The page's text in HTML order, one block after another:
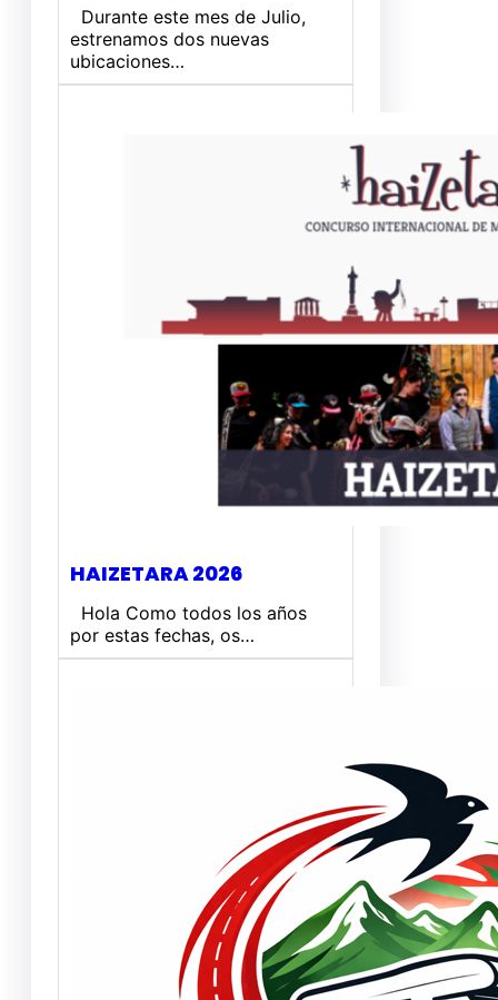
Durante este mes de Julio,
estrenamos dos nuevas
ubicaciones…
HAIZETARA 2026
Hola Como todos los años
por estas fechas, os…